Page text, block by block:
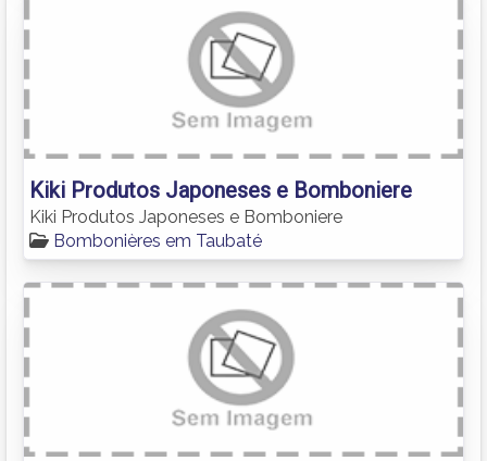
Kiki Produtos Japoneses e Bomboniere
Kiki Produtos Japoneses e Bomboniere
Bombonières em Taubaté